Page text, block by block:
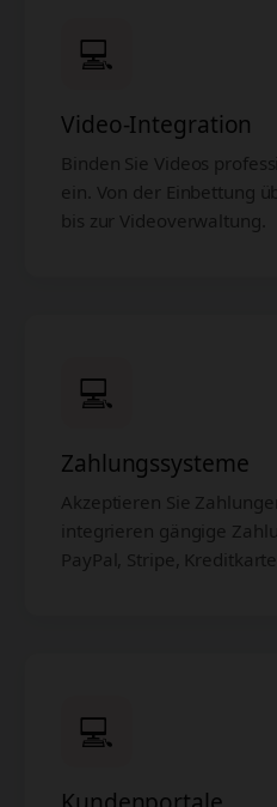
💻
Video-Integration
Binden Sie Videos
ein. Von der Einbettung
bis zur Videoverwaltung.
💻
Zahlungssysteme
Akzeptieren Sie
integrieren gängige
PayPal, Stripe,
💻